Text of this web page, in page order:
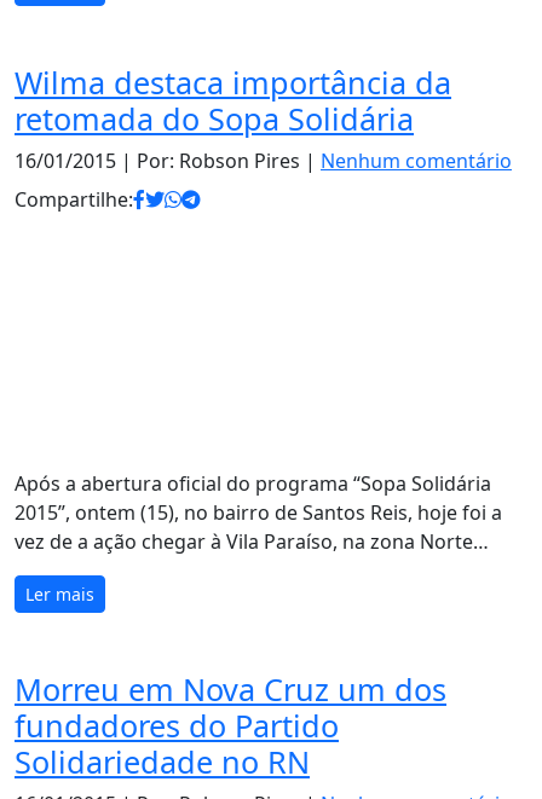
Wilma destaca importância da
retomada do Sopa Solidária
16/01/2015 | Por: Robson Pires | Nenhum comentário
Compartilhe:
Após a abertura oficial do programa “Sopa Solidária
2015”, ontem (15), no bairro de Santos Reis, hoje foi a
vez de a ação chegar à Vila Paraíso, na zona Norte…
Ler mais
Morreu em Nova Cruz um dos
fundadores do Partido
Solidariedade no RN